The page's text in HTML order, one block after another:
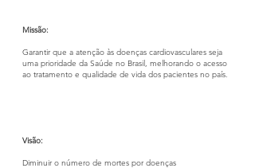
Missão:
Garantir que a atenção às doenças cardiovasculares seja
uma prioridade da Saúde no Brasil, melhorando o acesso
ao tratamento e qualidade de vida dos pacientes no país.
Visão:
Diminuir o número de mortes por doenças